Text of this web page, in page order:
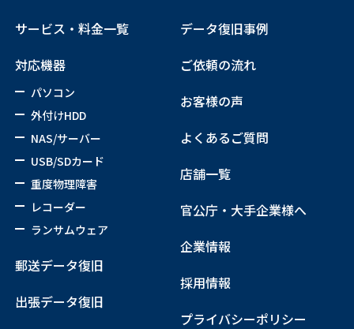
サービス・料金一覧
対応機器
パソコン
外付けHDD
NAS/サーバー
USB/SDカード
重度物理障害
レコーダー
ランサムウェア
郵送データ復旧
出張データ復旧
データ復旧事例
ご依頼の流れ
お客様の声
よくあるご質問
店舗一覧
官公庁・大手企業様へ
企業情報
採用情報
プライバシーポリシー